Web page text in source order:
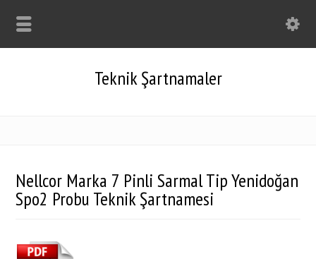
Teknik Şartnamaler
Nellcor Marka 7 Pinli Sarmal Tip Yenidoğan
Spo2 Probu Teknik Şartnamesi